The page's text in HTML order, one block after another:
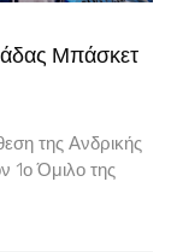
Μπάσκετ
της Ανδρικής
1ο Όμιλο της